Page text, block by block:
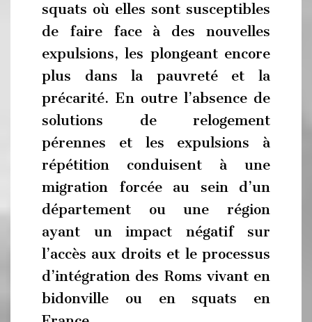
squats où elles sont susceptibles
de faire face à des nouvelles
expulsions, les plongeant encore
plus dans la pauvreté et la
précarité. En outre l’absence de
solutions de relogement
pérennes et les expulsions à
répétition conduisent à une
migration forcée au sein d’un
département ou une région
ayant un impact négatif sur
l’accès aux droits et le processus
d’intégration des Roms vivant en
bidonville ou en squats en